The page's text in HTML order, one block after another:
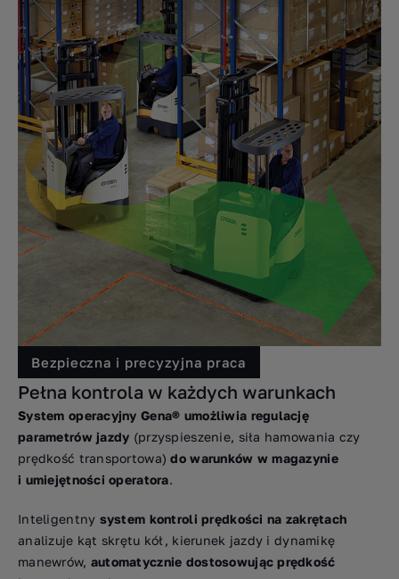
W zależności od preferencji użytkownika oraz specyfiki
operacji, wózek może być wyposażony w jeden z trzech
systemów sterowania hydraulicznego:
Sterowanie za pomocą opuszków palców (fingertip
control).
Sterowanie dźwigniami dwupozycyjnymi (dual lever
control).
Sterowanie wielofunkcyjne (multi-task control)
Bezpieczna i precyzyjna praca
Pełna kontrola w każdych warunkach
System operacyjny Gena® umożliwia regulację
parametrów jazdy (przyspieszenie, siła hamowania czy
prędkość transportowa)do warunków w magazynie
i umiejętności operatora.
Inteligentny system kontroli prędkości na zakrętach
analizuje kąt skrętu kół, kierunek jazdy i dynamikę
manewrów, automatycznie dostosowując prędkość